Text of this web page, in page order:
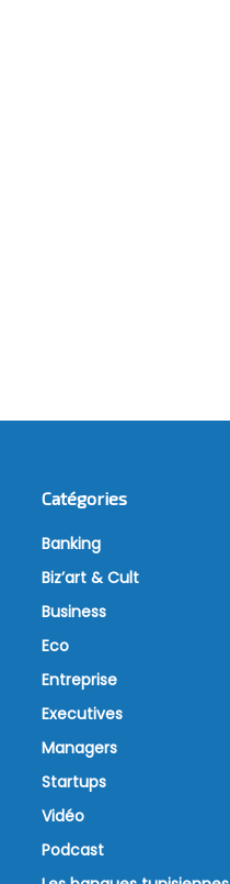
Catégories
Banking
Biz’art & Cult
Business
Eco
Entreprise
Executives
Managers
Startups
Vidéo
Podcast